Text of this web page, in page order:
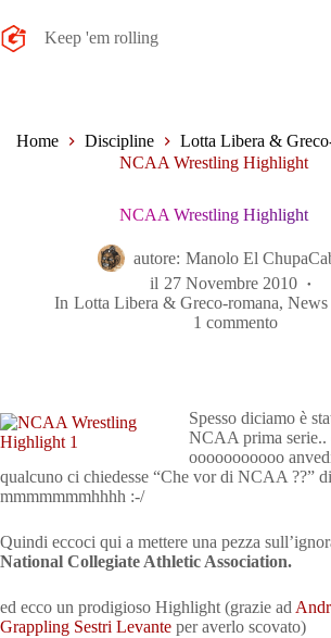
al
contenuto
Keep 'em rolling
Home Discipline
Lotta Libera &
NCAA Wrestling Highlight
NCAA Wrestling Highlight
autore: Manolo El
il 27 Novembre 2010
In Lotta Libera & Greco-romana,
1 commento
Spesso diciamo è
NCAA prima
ooooooooooo
qualcuno ci chiedesse “Che vor di NCAA ??”
mmmmmmmhhhh :-/
Quindi eccoci qui a mettere una pezza
National Collegiate Athletic Association.
ed ecco un prodigioso Highlight (grazie ad
Grappling Sestri Levante per averlo scovato)